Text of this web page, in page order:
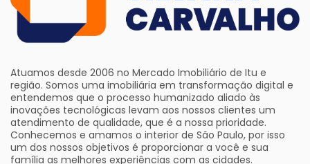
Atuamos desde 2006 no Mercado Imobiliário de Itu e
região. Somos uma imobiliária em transformação digital e
entendemos que o processo humanizado aliado às
inovações tecnológicas levam aos nossos clientes um
atendimento de qualidade, que é a nossa prioridade.
Conhecemos e amamos o interior de São Paulo, por isso
um dos nossos objetivos é proporcionar a você e sua
família as melhores experiências com as cidades.